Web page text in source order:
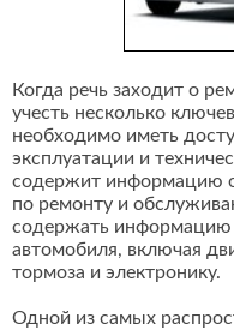
Когда речь заходит о
учесть несколько
необходимо иметь
эксплуатации и
содержит информацию
по ремонту и
содержать информацию
автомобиля, включая
тормоза и электронику.
Одной из самых